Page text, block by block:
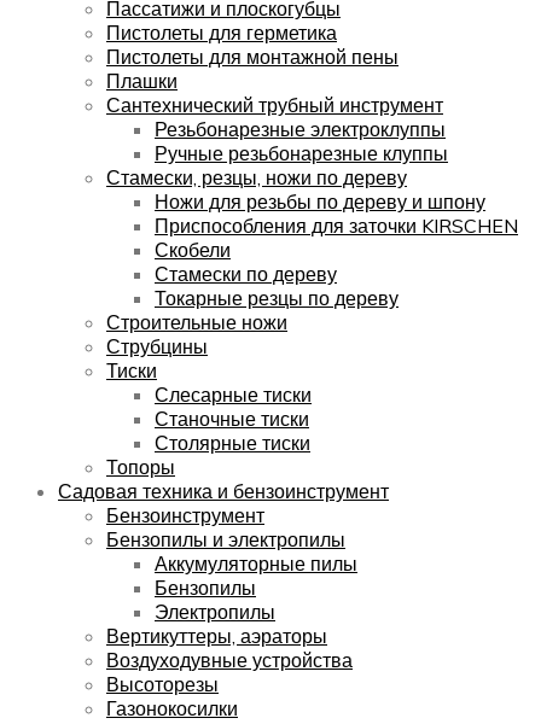
Пассатижи и плоскогубцы
Пистолеты для герметика
Пистолеты для монтажной пены
Плашки
Сантехнический трубный инструмент
Резьбонарезные электроклуппы
Ручные резьбонарезные клуппы
Стамески, резцы, ножи по дереву
Ножи для резьбы по дереву и шпону
Приспособления для заточки KIRSCHEN
Скобели
Стамески по дереву
Токарные резцы по дереву
Строительные ножи
Струбцины
Тиски
Слесарные тиски
Станочные тиски
Столярные тиски
Топоры
Садовая техника и бензоинструмент
Бензоинструмент
Бензопилы и электропилы
Аккумуляторные пилы
Бензопилы
Электропилы
Вертикуттеры, аэраторы
Воздуходувные устройства
Высоторезы
Газонокосилки